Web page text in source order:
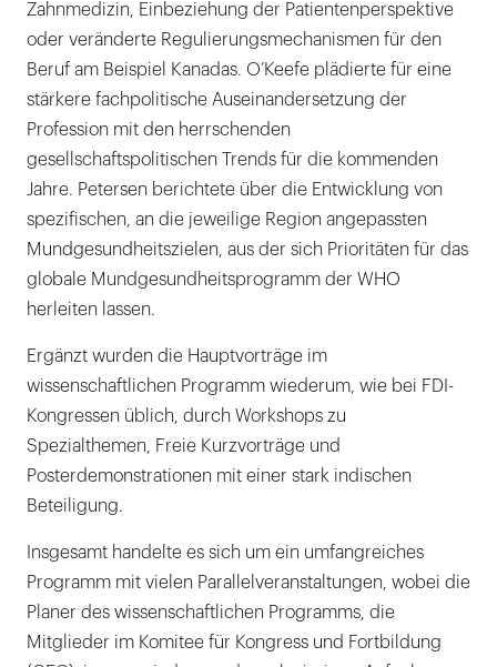
Zahnmedizin, Einbeziehung der Patientenperspektive
oder veränderte Regulierungsmechanismen für den
Beruf am Beispiel Kanadas. O’Keefe plädierte für eine
stärkere fachpolitische Auseinandersetzung der
Profession mit den herrschenden
gesellschaftspolitischen Trends für die kommenden
Jahre. Petersen berichtete über die Entwicklung von
spezifischen, an die jeweilige Region angepassten
Mundgesundheitszielen, aus der sich Prioritäten für das
globale Mundgesundheitsprogramm der WHO
herleiten lassen.
Ergänzt wurden die Hauptvorträge im
wissenschaftlichen Programm wiederum, wie bei FDI-
Kongressen üblich, durch Workshops zu
Spezialthemen, Freie Kurzvorträge und
Posterdemonstrationen mit einer stark indischen
Beteiligung.
Insgesamt handelte es sich um ein umfangreiches
Programm mit vielen Parallelveranstaltungen, wobei die
Planer des wissenschaftlichen Programms, die
Mitglieder im Komitee für Kongress und Fortbildung